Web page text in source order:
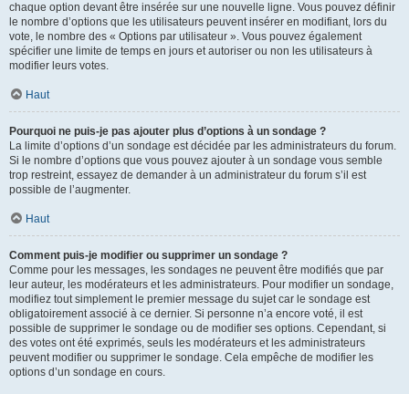
chaque option devant être insérée sur une nouvelle ligne. Vous pouvez définir
le nombre d’options que les utilisateurs peuvent insérer en modifiant, lors du
vote, le nombre des « Options par utilisateur ». Vous pouvez également
spécifier une limite de temps en jours et autoriser ou non les utilisateurs à
modifier leurs votes.
Haut
Pourquoi ne puis-je pas ajouter plus d’options à un sondage ?
La limite d’options d’un sondage est décidée par les administrateurs du forum.
Si le nombre d’options que vous pouvez ajouter à un sondage vous semble
trop restreint, essayez de demander à un administrateur du forum s’il est
possible de l’augmenter.
Haut
Comment puis-je modifier ou supprimer un sondage ?
Comme pour les messages, les sondages ne peuvent être modifiés que par
leur auteur, les modérateurs et les administrateurs. Pour modifier un sondage,
modifiez tout simplement le premier message du sujet car le sondage est
obligatoirement associé à ce dernier. Si personne n’a encore voté, il est
possible de supprimer le sondage ou de modifier ses options. Cependant, si
des votes ont été exprimés, seuls les modérateurs et les administrateurs
peuvent modifier ou supprimer le sondage. Cela empêche de modifier les
options d’un sondage en cours.